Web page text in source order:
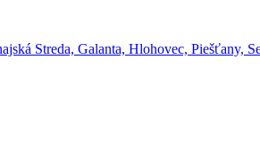
Streda, Galanta, Hlohovec, Piešťany,